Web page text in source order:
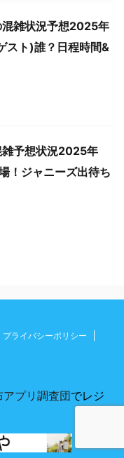
混雑状況予想2025年
スト)誰？日程時間&
雑予想状況2025年
！ジャニーズ出待ち
プライバシーポリシー
プリ調査団でレジ